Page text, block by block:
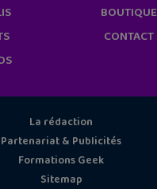
BOUTIQUE
CONTACT
La rédaction
Partenariat & Publicités
Formations Geek
Sitemap